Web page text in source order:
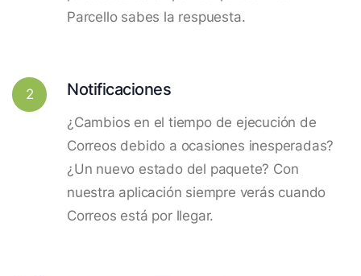
Parcello sabes la respuesta.
2 Notificaciones
¿Cambios en el tiempo de ejecución de
Correos debido a ocasiones inesperadas?
¿Un nuevo estado del paquete? Con
nuestra aplicación siempre verás cuando
Correos está por llegar.